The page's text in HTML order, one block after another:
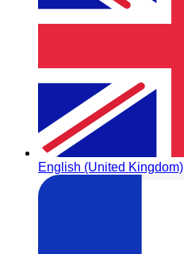
English (United Kingdom)